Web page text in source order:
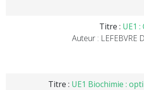
Titre : UE1
Auteur : LEFEBVRE
Titre : UE1 Biochimie :